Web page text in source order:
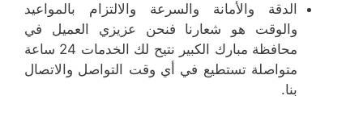
الدقة والأمانة والسرعة والالتزام بالمواعيد
والوقت هو شعارنا فنحن عزيزي العميل في
محافظة مبارك الكبير نتيح لك الخدمات 24 ساعة
متواصلة تستطيع في أي وقت التواصل والاتصال
بنا.